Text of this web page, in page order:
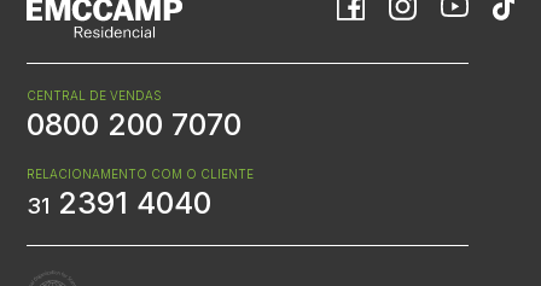
CENTRAL DE VENDAS
0800 200 7070
RELACIONAMENTO COM O CLIENTE
31 2391 4040